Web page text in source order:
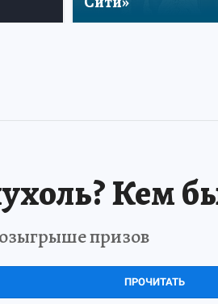
Кем
призов
ПРОЧИТАТЬ